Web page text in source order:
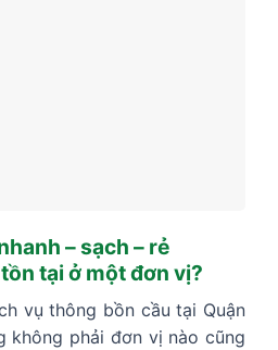
– sạch – rẻ
tại ở một đơn vị?
vụ thông bồn cầu tại Quận
không phải đơn vị nào cũng